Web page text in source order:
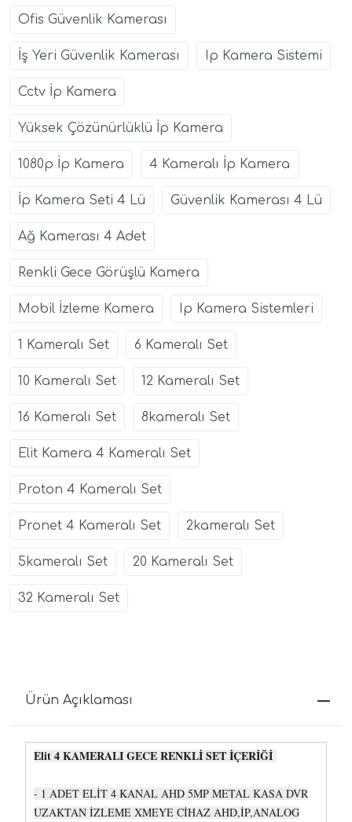
Ofis Güvenlik Kamerası
İş Yeri Güvenlik Kamerası Ip Kamera Sistemi
Cctv İp Kamera
Yüksek Çözünürlüklü İp Kamera
1080p İp Kamera 4 Kameralı İp Kamera
İp Kamera Seti 4 Lü Güvenlik Kamerası 4 Lü
Ağ Kamerası 4 Adet
Renkli Gece Görüşlü Kamera
Mobil İzleme Kamera Ip Kamera Sistemleri
1 Kameralı Set 6 Kameralı Set
10 Kameralı Set 12 Kameralı Set
16 Kameralı Set 8kameralı Set
Elit Kamera 4 Kameralı Set
Proton 4 Kameralı Set
Pronet 4 Kameralı Set 2kameralı Set
5kameralı Set 20 Kameralı Set
32 Kameralı Set
Ürün Açıklaması
Elit 4 KAMERALI GECE RENKLİ SET İÇERİĞİ
- 1 ADET ELİT 4 KANAL AHD 5MP METAL KASA DVR
UZAKTAN İZLEME XMEYE CİHAZ AHD,İP,ANALOG